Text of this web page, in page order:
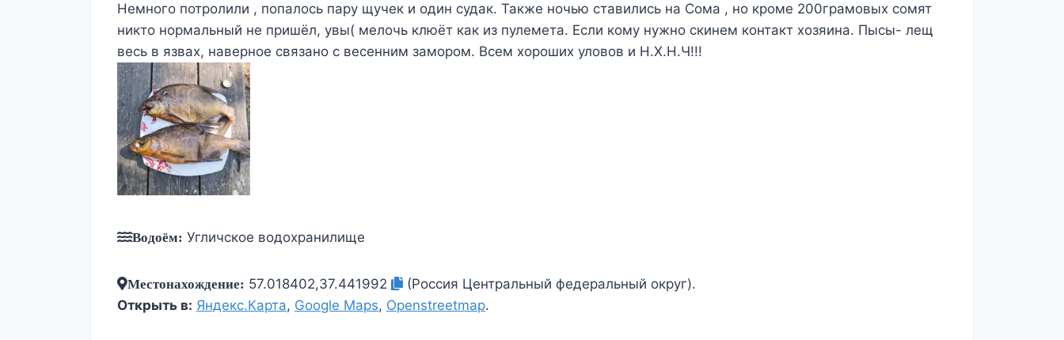
Немного потролили , попалось пару щучек и один судак. Также ночью ставились на Сома , но кроме 200грамовых сомят
никто нормальный не пришёл, увы( мелочь клюёт как из пулемета. Если кому нужно скинем контакт хозяина. Пысы- лещ
весь в язвах, наверное связано с весенним замором. Всем хороших уловов и Н.Х.Н.Ч!!!
Водоём: Угличское водохранилище
Местонахождение: 57.018402,37.441992
(Россия Центральный федеральный округ).
Открыть в: Яндекс.Карта, Google Maps, Openstreetmap.